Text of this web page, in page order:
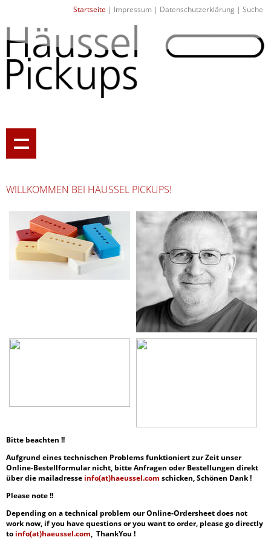
Startseite | Impressum | Datenschutzerklärung | Suche
WILLKOMMEN BEI HÄUSSEL PICKUPS!
Bitte beachten !!
Aufgrund eines technischen Problems funktioniert zur Zeit unser
Online-Bestellformular nicht, bitteAnfragen oder Bestellungen direkt
über die mailadresse info(at)haeussel.com schicken, Schönen Dank !
Please note !!
Depending on a technical problem our Online-Ordersheet does not
work now, if you have questions or you want to order, please go directly
to info(at)haeussel.com, ThankYou !